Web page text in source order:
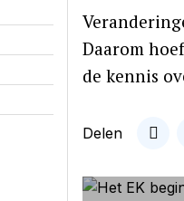
Daarom
de kennis
Delen